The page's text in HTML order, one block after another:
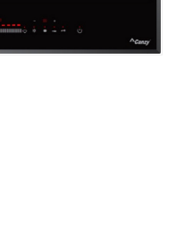
Bếp điện từ Essen ES-
889BM